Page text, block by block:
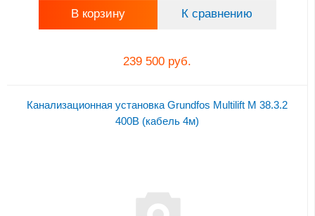
В корзину К сравнению
239 500 руб.
Канализационная установка Grundfos Multilift M 38.3.2
400В (кабель 4м)